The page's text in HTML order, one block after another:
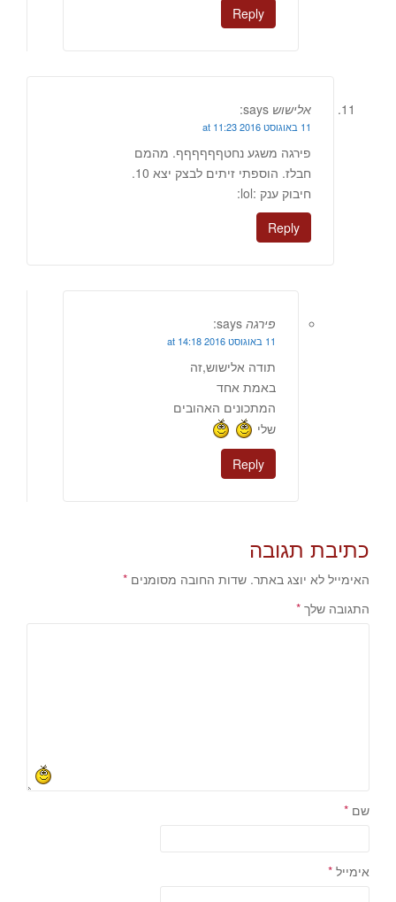
Reply
אלישוש says:
11 באוגוסט 2016 at 11:23
פירגה משגע נחטףףףףףף. מהמם
חבלז. הוספתי זיתים לבצק יצא 10.
חיבוק ענק :lol:
Reply
פירגה says:
11 באוגוסט 2016 at 14:18
תודה אלישוש,זה
באמת אחד
המתכונים האהובים
שלי
Reply
כתיבת תגובה
האימייל לא יוצג באתר. שדות החובה מסומנים *
התגובה שלך *
שם *
אימייל *